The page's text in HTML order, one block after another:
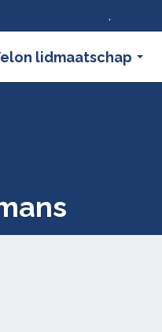
.
lidmaatschap